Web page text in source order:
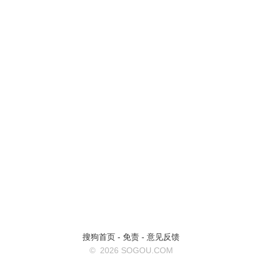
搜狗首页 - 免责 - 意见反馈
© 2026 SOGOU.COM